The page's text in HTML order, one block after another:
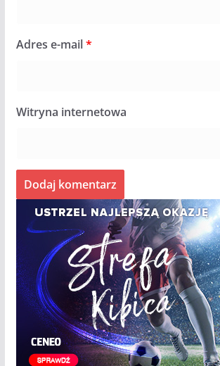
Adres e-mail*
Witryna internetowa